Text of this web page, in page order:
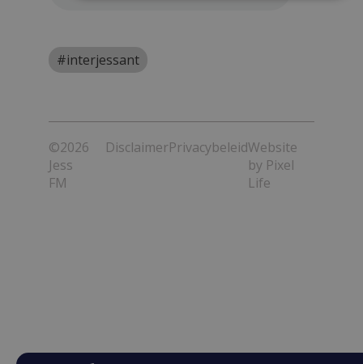
#interjessant
©2026
Jess
FM
DisclaimerPrivacybeleidWebsite
by Pixel
Life